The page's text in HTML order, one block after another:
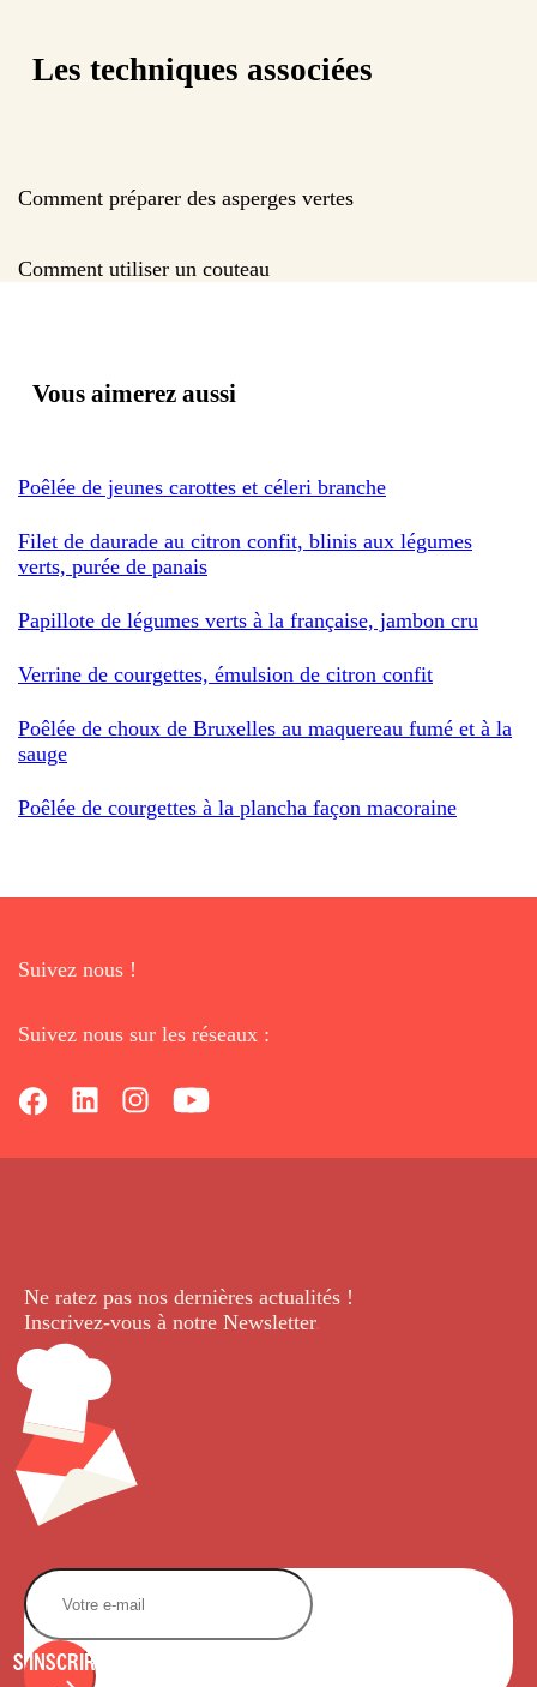
Les techniques associées
Comment préparer des asperges vertes
Comment utiliser un couteau
Vous aimerez aussi
Poêlée de jeunes carottes et céleri branche
Filet de daurade au citron confit, blinis aux légumes
verts, purée de panais
Papillote de légumes verts à la française, jambon cru
Verrine de courgettes, émulsion de citron confit
Poêlée de choux de Bruxelles au maquereau fumé et à la
sauge
Poêlée de courgettes à la plancha façon macoraine
Suivez nous !
Suivez nous sur les réseaux :
Ne ratez pas nos dernières actualités !
Inscrivez-vous à notre Newsletter.
S'INSCRIRE